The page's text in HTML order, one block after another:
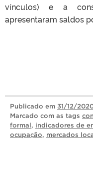
vínculos) e a
apresentaram saldos
Publicado em 31/12/
Marcado com as tags
formal, indicadores de
ocupação, mercados